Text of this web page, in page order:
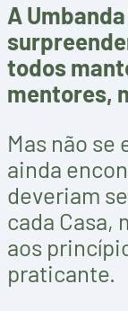
A
todos
mentores,
Mas não se
ainda
deveriam
cada Casa,
aos
praticante.